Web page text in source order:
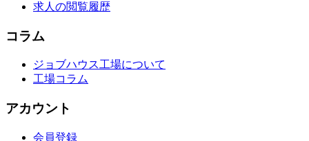
求人の閲覧履歴
コラム
ジョブハウス工場について
工場コラム
アカウント
会員登録